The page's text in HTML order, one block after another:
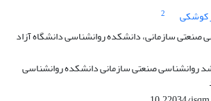
2
صنعتی سازمانی، دانشکده روانشناسی دانشگاه آزاد
روانشناسی صنعتی سازمانی دانشکده روانشناسی